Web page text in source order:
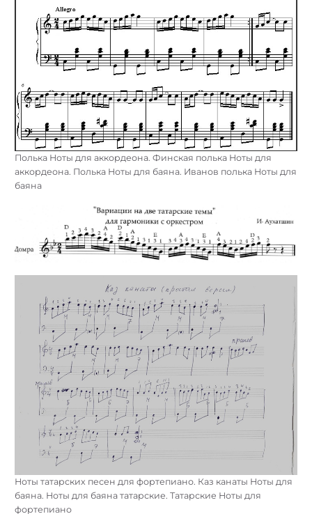
Полька Ноты для аккордеона. Финская полька Ноты для
аккордеона. Полька Ноты для баяна. Иванов полька Ноты для
баяна
Ноты татарских песен для фортепиано. Каз канаты Ноты для
баяна. Ноты для баяна татарские. Татарские Ноты для
фортепиано